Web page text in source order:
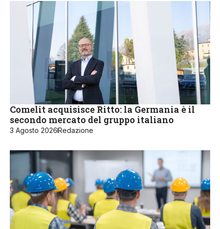
Comelit acquisisce Ritto: la Germania è il
secondo mercato del gruppo italiano
3 Agosto 2026 Redazione